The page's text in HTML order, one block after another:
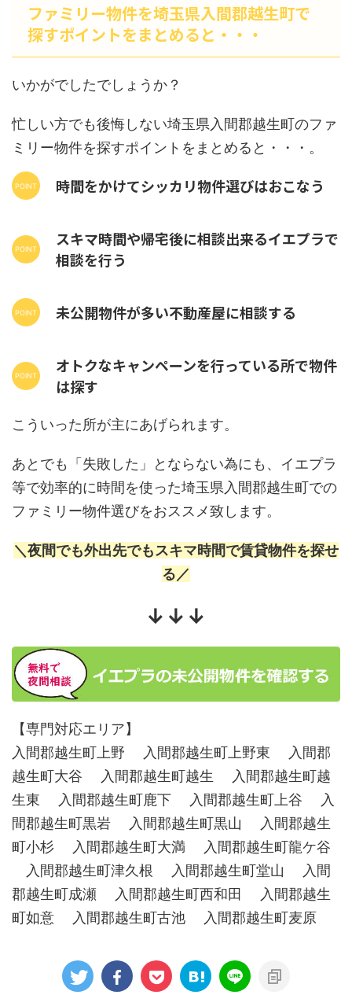
ファミリー物件を埼玉県入間郡越生町で
探すポイントをまとめると・・・
いかがでしたでしょうか？
忙しい方でも後悔しない埼玉県入間郡越生町のファ
ミリー物件を探すポイントをまとめると・・・。
時間をかけてシッカリ物件選びはおこなう
スキマ時間や帰宅後に相談出来るイエプラで
相談を行う
未公開物件が多い不動産屋に相談する
オトクなキャンペーンを行っている所で物件
は探す
こういった所が主にあげられます。
あとでも「失敗した」とならない為にも、イエプラ
等で効率的に時間を使った埼玉県入間郡越生町での
ファミリー物件選びをおススメ致します。
＼夜間でも外出先でもスキマ時間で賃貸物件を探せ
る／
↓↓↓
【専門対応エリア】
入間郡越生町上野 入間郡越生町上野東 入間郡
越生町大谷 入間郡越生町越生 入間郡越生町越
生東 入間郡越生町鹿下 入間郡越生町上谷 入
間郡越生町黒岩 入間郡越生町黒山 入間郡越生
町小杉 入間郡越生町大満 入間郡越生町龍ケ谷
入間郡越生町津久根 入間郡越生町堂山 入間
郡越生町成瀬 入間郡越生町西和田 入間郡越生
町如意 入間郡越生町古池 入間郡越生町麦原